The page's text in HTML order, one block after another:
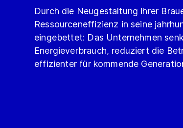
Durch die Neugestaltung ihrer
Ressourceneffizienz in seine
eingebettet: Das Unternehmen
Energieverbrauch, reduziert die
effizienter für kommende